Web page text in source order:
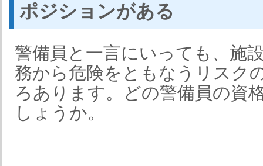
ポジションがある
警備員と一言にいっても、施
務から危険をともなうリスク
ろあります。どの警備員の資
しょうか。